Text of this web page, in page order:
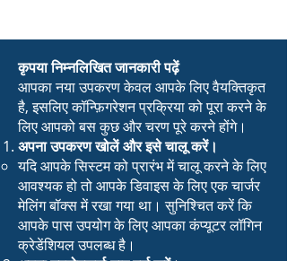
कृपया निम्नलिखित जानकारी पढ़ें
आपका नया उपकरण केवल आपके लिए वैयक्तिकृत
है, इसलिए कॉन्फ़िगरेशन प्रक्रिया को पूरा करने के
लिए आपको बस कुछ और चरण पूरे करने होंगे।
अपना उपकरण खोलें और इसे चालू करें।
यदि आपके सिस्टम को प्रारंभ में चालू करने के लिए
आवश्यक हो तो आपके डिवाइस के लिए एक चार्जर
मेलिंग बॉक्स में रखा गया था। सुनिश्चित करें कि
आपके पास उपयोग के लिए आपका कंप्यूटर लॉगिन
क्रेडेंशियल उपलब्ध है।